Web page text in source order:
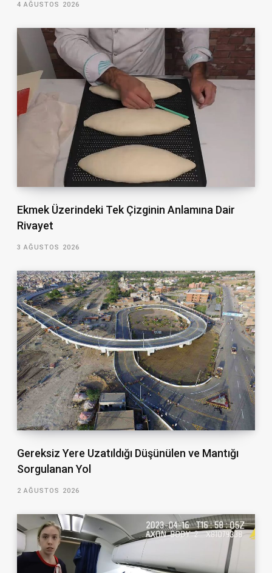
4 AĞUSTOS 2026
Ekmek Üzerindeki Tek Çizginin Anlamına Dair
Rivayet
3 AĞUSTOS 2026
Gereksiz Yere Uzatıldığı Düşünülen ve Mantığı
Sorgulanan Yol
2 AĞUSTOS 2026